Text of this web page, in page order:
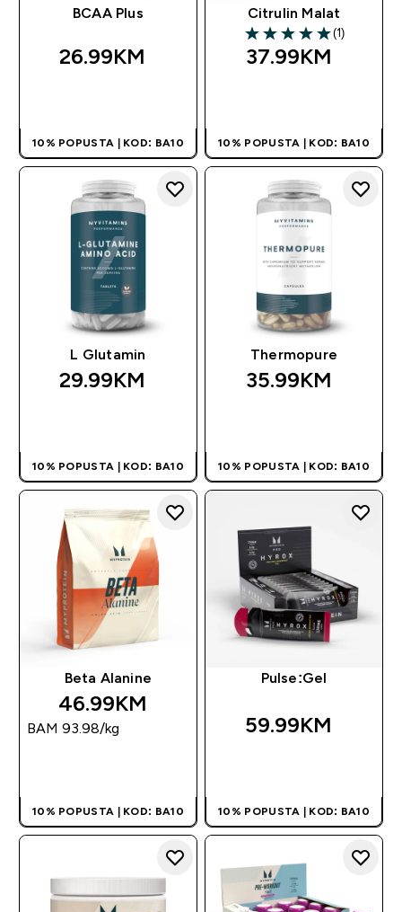
BCAA Plus
26.99KM‎
10% POPUSTA | KOD: BA10
Citrulin Malat
5 out of 5 stars
(1)
37.99KM‎
10% POPUSTA | KOD: BA10
L Glutamin
29.99KM‎
10% POPUSTA | KOD: BA10
Thermopure
35.99KM‎
10% POPUSTA | KOD: BA10
Beta Alanine
46.99KM‎
BAM 93.98‎/kg
10% POPUSTA | KOD: BA10
Pulse:Gel
59.99KM‎
10% POPUSTA | KOD: BA10